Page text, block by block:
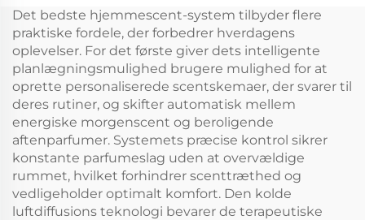
Machine
Atomizer
Det bedste hjemmescent-system tilbyder flere
praktiske fordele, der forbedrer hverdagens
oplevelser. For det første giver dets intelligente
planlægningsmulighed brugere mulighed for at
oprette personaliserede scentskemaer, der svarer til
deres rutiner, og skifter automatisk mellem
energiske morgenscent og beroligende
aftenparfumer. Systemets præcise kontrol sikrer
konstante parfumeslag uden at overvældige
rummet, hvilket forhindrer scenttræthed og
vedligeholder optimalt komfort. Den kolde
luftdiffusions teknologi bevarer de terapeutiske